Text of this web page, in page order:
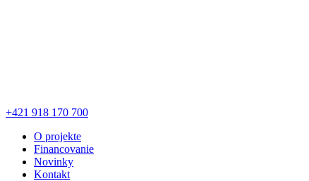
+421 918 170 700
O projekte
Financovanie
Novinky
Kontakt